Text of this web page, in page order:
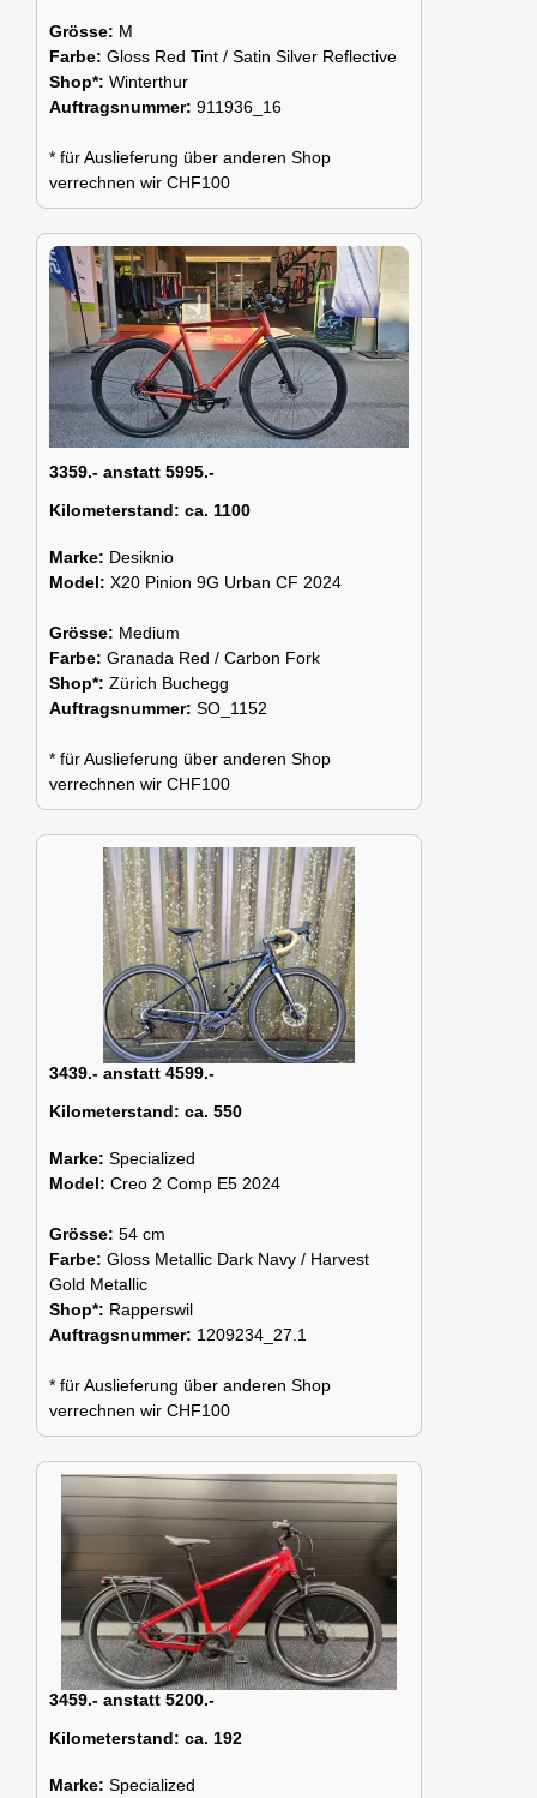
Grösse: M
Farbe: Gloss Red Tint / Satin Silver Reflective
Shop*: Winterthur
Auftragsnummer: 911936_16
* für Auslieferung über anderen Shop
verrechnen wir CHF100
3359.- anstatt 5995.-
Kilometerstand: ca. 1100
Marke: Desiknio
Model: X20 Pinion 9G Urban CF 2024
Grösse: Medium
Farbe: Granada Red / Carbon Fork
Shop*: Zürich Buchegg
Auftragsnummer: SO_1152
* für Auslieferung über anderen Shop
verrechnen wir CHF100
3439.- anstatt 4599.-
Kilometerstand: ca. 550
Marke: Specialized
Model: Creo 2 Comp E5 2024
Grösse: 54 cm
Farbe: Gloss Metallic Dark Navy / Harvest
Gold Metallic
Shop*: Rapperswil
Auftragsnummer: 1209234_27.1
* für Auslieferung über anderen Shop
verrechnen wir CHF100
3459.- anstatt 5200.-
Kilometerstand: ca. 192
Marke: Specialized